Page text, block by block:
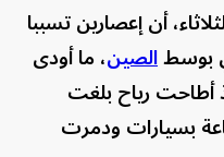
أن إعصارين تسببا
بوسطالصين، ما ​أودى
إذ أطاحت رياح بلغت
الساعة بسيارات ودمرت